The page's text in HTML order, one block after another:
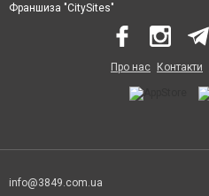
Франшиза "CitySites"
Про нас Контакти
info@3849.com.ua